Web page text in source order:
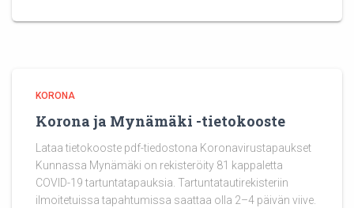
KORONA
Korona ja Mynämäki -tietokooste
Lataa tietokooste pdf-tiedostona Koronavirustapaukset
Kunnassa Mynämäki on rekisteröity 81 kappaletta
COVID-19 tartuntatapauksia. Tartuntatautirekisteriin
ilmoitetuissa tapahtumissa saattaa olla 2–4 päivän viive.